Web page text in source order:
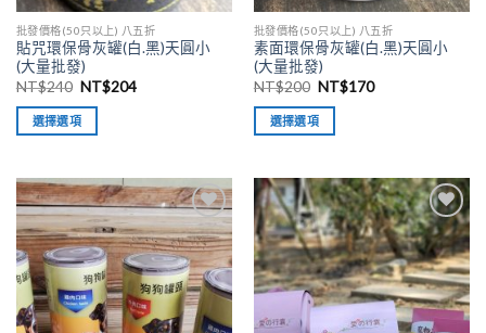
批發價格(50只以上) 八五折
貼咒環保骨灰罐(白.黑)天圓小
(大量批發)
NT$240 NT$204
選擇選項
批發價格(50只以上) 八五折
素面環保骨灰罐(白.黑)天圓小
(大量批發)
NT$200 NT$170
選擇選項
加入
「願
望清
單」
加入
「願
望清
單」